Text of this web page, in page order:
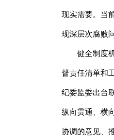
现实需要。当
现深层次腐败
健全制度
督责任清单和
纪委监委出台
纵向贯通、横
协调的意见、